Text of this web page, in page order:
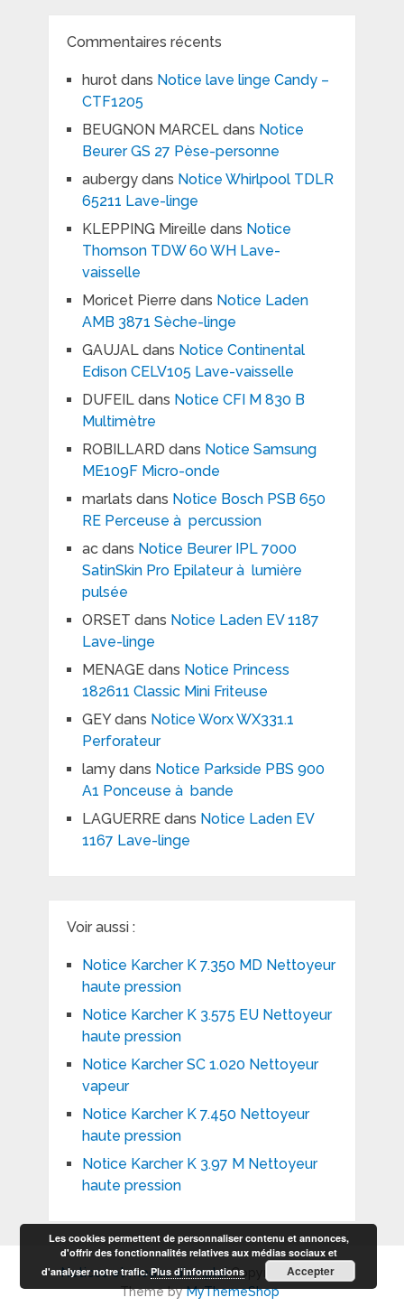
Commentaires récents
hurotdans Notice lave linge Candy –
CTF1205
BEUGNON MARCELdans Notice
Beurer GS 27 Pèse-personne
aubergydans Notice Whirlpool TDLR
65211 Lave-linge
KLEPPING Mireille dans Notice
Thomson TDW 60 WH Lave-
vaisselle
Moricet Pierre dans Notice Laden
AMB 3871 Sèche-linge
GAUJALdans Notice Continental
Edison CELV105 Lave-vaisselle
DUFEILdans Notice CFI M 830 B
Multimètre
ROBILLARD dans Notice Samsung
ME109F Micro-onde
marlats dans Notice Bosch PSB 650
RE Perceuse à percussion
acdans Notice Beurer IPL 7000
SatinSkin Pro Epilateur à lumière
pulsée
ORSET dans Notice Laden EV 1187
Lave-linge
MENAGEdans Notice Princess
182611 Classic Mini Friteuse
GEYdans Notice Worx WX331.1
Perforateur
lamydans Notice Parkside PBS 900
A1 Ponceuse à bande
LAGUERREdans Notice Laden EV
1167 Lave-linge
Voir aussi :
Notice Karcher K 7.350 MD Nettoyeur
haute pression
Notice Karcher K 3.575 EU Nettoyeur
haute pression
Notice Karcher SC 1.020 Nettoyeur
vapeur
Notice Karcher K 7.450 Nettoyeur
haute pression
Notice Karcher K 3.97 M Nettoyeur
haute pression
Notices et modes d'emploiCopyright © 2026.
Theme byMyThemeShop
Les cookies permettent de personnaliser contenu et annonces,
d'offrir des fonctionnalités relatives aux médias sociaux et
d'analyser notre trafic.Plus d’informations Accepter